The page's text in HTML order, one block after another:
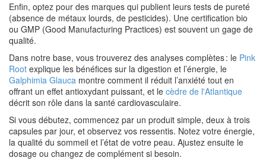
Enfin, optez pour des marques qui publient leurs tests de pureté
(absence de métaux lourds, de pesticides). Une certification bio
ou GMP (Good Manufacturing Practices) est souvent un gage de
qualité.
Dans notre base, vous trouverez des analyses complètes : le Pink
Root explique les bénéfices sur la digestion et l’énergie, le
Galphimia Glauca montre comment il réduit l’anxiété tout en
offrant un effet antioxydant puissant, et le cèdre de l'Atlantique
décrit son rôle dans la santé cardiovasculaire.
Si vous débutez, commencez par un produit simple, deux à trois
capsules par jour, et observez vos ressentis. Notez votre énergie,
la qualité du sommeil et l’état de votre peau. Ajustez ensuite le
dosage ou changez de complément si besoin.